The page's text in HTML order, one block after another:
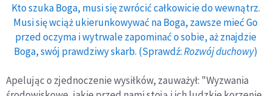
Kto szuka Boga, musi się zwrócić całkowicie do wewnątrz.
Musi się wciąż ukierunkowywać na Boga, zawsze mieć Go
przed oczyma i wytrwale zapominać o sobie, aż znajdzie
Boga, swój prawdziwy skarb. (Sprawdź:Rozwój duchowy)
Apelując o zjednoczenie wysiłków, zauważył: "Wyzwania